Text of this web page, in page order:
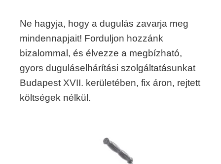
Ne hagyja, hogy a dugulás zavarja meg
mindennapjait! Forduljon hozzánk
bizalommal, és élvezze a megbízható,
gyors duguláselhárítási szolgáltatásunkat
Budapest XVII. kerületében, fix áron, rejtett
költségek nélkül.